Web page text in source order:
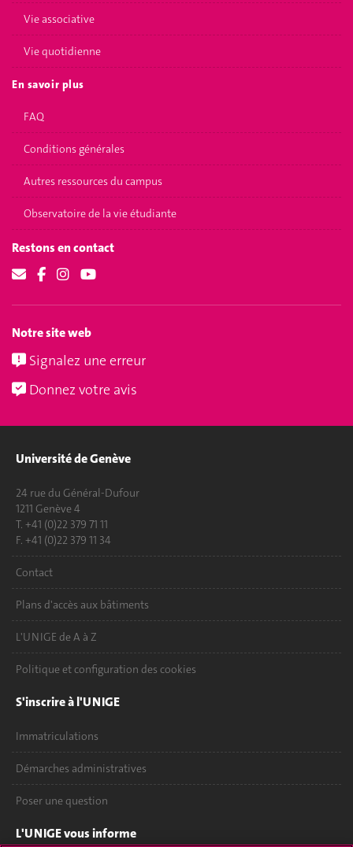
Vie associative
Vie quotidienne
En savoir plus
FAQ
Conditions générales
Autres ressources du campus
Observatoire de la vie étudiante
Restons en contact
Notre site web
Signalez une erreur
Donnez votre avis
Université de Genève
24 rue du Général-Dufour
1211 Genève 4
T. +41 (0)22 379 71 11
F. +41 (0)22 379 11 34
Contact
Plans d'accès aux bâtiments
L'UNIGE de A à Z
Politique et configuration des cookies
S'inscrire à l'UNIGE
Immatriculations
Démarches administratives
Poser une question
L'UNIGE vous informe